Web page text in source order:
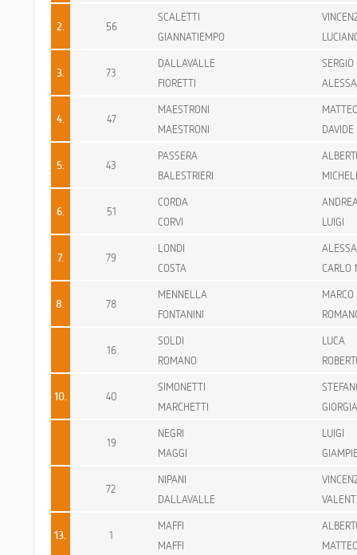
2. 56
SCALETTI
GIANNATIEMPO
3. 73
DALLAVALLE
SERGIO
FIORETTI
4. 47
MAESTRONI
MAESTRONI
DAVIDE
5. 43
PASSERA
BALESTRIERI
6. 51
CORDA
CORVI
LUIGI
7. 79
LONDI
COSTA
CARLO
8. 78
MENNELLA
MARCO
FONTANINI
16
SOLDI
LUCA
ROMANO
10. 40
SIMONETTI
MARCHETTI
GIORGIA
19
NEGRI
LUIGI
MAGGI
72
NIPANI
DALLAVALLE
13. 1
MAFFI
MAFFI